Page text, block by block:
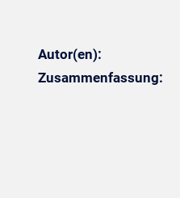
Autor(en):
Zusammenfassung: